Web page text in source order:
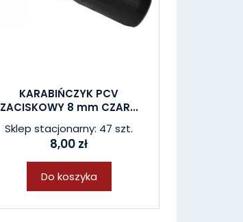
KARABIŃCZYK PCV
ZACISKOWY 8 mm CZAR...
Sklep stacjonarny: 47 szt.
8,00 zł
Do koszyka